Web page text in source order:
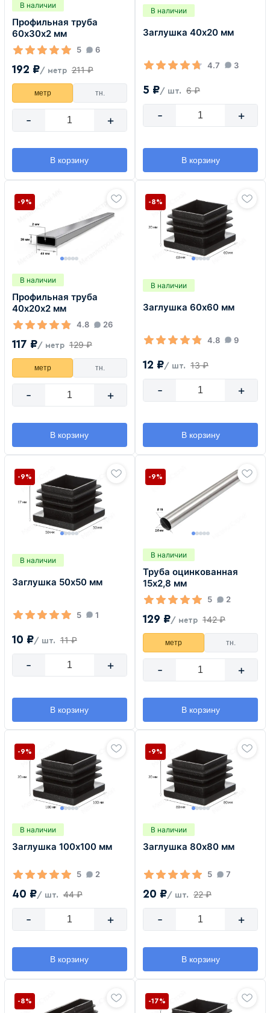
В наличии
Профильная труба
60х30х2 мм
5 6
192 ₽/ метр 211 ₽
метр тн.
- +
В корзину
В наличии
Заглушка 40х20 мм
4.7 3
5 ₽/ шт. 6 ₽
- +
В корзину
В наличии
Профильная труба
40х20х2 мм
4.8 26
117 ₽/ метр 129 ₽
-9%
метр тн.
- +
В корзину
В наличии
Заглушка 60х60 мм
4.8 9
12 ₽/ шт. 13 ₽
-8%
- +
В корзину
В наличии
Заглушка 50х50 мм
5 1
10 ₽/ шт. 11 ₽
-9%
- +
В корзину
В наличии
Труба оцинкованная
15х2,8 мм
5 2
129 ₽/ метр 142 ₽
-9%
метр тн.
- +
В корзину
В наличии
Заглушка 100х100 мм
5 2
40 ₽/ шт. 44 ₽
-9%
- +
В корзину
В наличии
Заглушка 80х80 мм
5 7
20 ₽/ шт. 22 ₽
-9%
- +
В корзину
-8% -17%